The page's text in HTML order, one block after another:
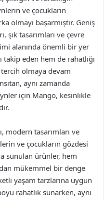
ve çocukların
olmayı başarmıştır. Geniş
şık tasarımları ve çevre
alanında önemli bir yer
eden hem de rahatlığı
olmaya devam
aynı zamanda
için Mango, kesinlikle
modern tasarımları ve
ve çocukların gözdesi
sunulan ürünler, hem
mükemmel bir denge
yaşam tarzlarına uygun
rahatlık sunarken, aynı